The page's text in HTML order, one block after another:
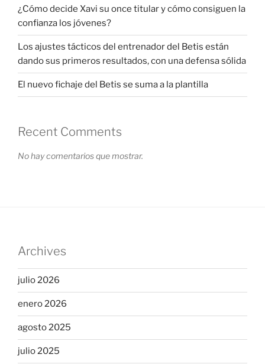
¿Cómo decide Xavi su once titular y cómo consiguen la
confianza los jóvenes?
Los ajustes tácticos del entrenador del Betis están
dando sus primeros resultados, con una defensa sólida
El nuevo fichaje del Betis se suma a la plantilla
Recent Comments
No hay comentarios que mostrar.
Archives
julio 2026
enero 2026
agosto 2025
julio 2025